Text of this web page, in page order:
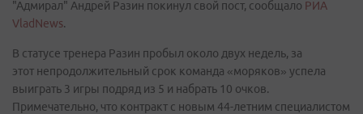
"Адмирал" Андрей Разин покинул свой пост, сообщало РИА
VladNews.
В статусе тренера Разин пробыл около двух недель, за
этот непродолжительный срок команда «моряков» успела
выиграть 3 игры подряд из 5 и набрать 10 очков.
Примечательно, что контракт с новым 44-летним специалистом